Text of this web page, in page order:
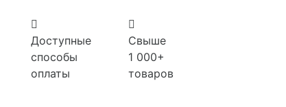
Доступные
способы
оплаты
Свыше
1 000+
товаров